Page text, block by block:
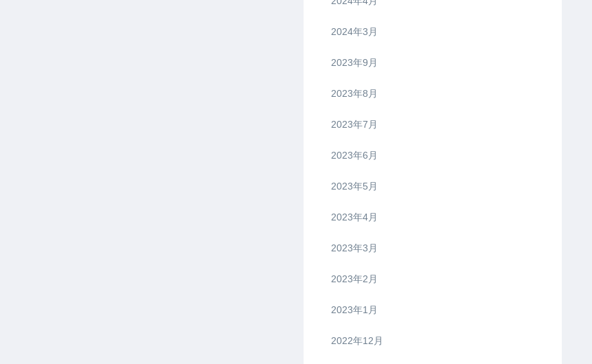
2024年3月
2023年9月
2023年8月
2023年7月
2023年6月
2023年5月
2023年4月
2023年3月
2023年2月
2023年1月
2022年12月